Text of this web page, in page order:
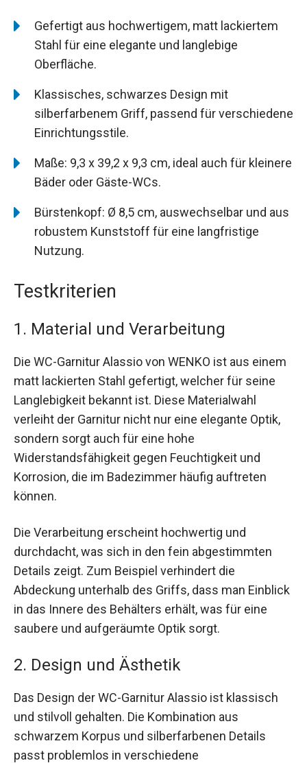
Gefertigt aus hochwertigem, matt lackiertem
Stahl für eine elegante und langlebige
Oberfläche.
Klassisches, schwarzes Design mit
silberfarbenem Griff, passend für verschiedene
Einrichtungsstile.
Maße: 9,3 x 39,2 x 9,3 cm, ideal auch für kleinere
Bäder oder Gäste-WCs.
Bürstenkopf: Ø 8,5 cm, auswechselbar und aus
robustem Kunststoff für eine langfristige
Nutzung.
Testkriterien
1. Material und Verarbeitung
Die WC-Garnitur Alassio von WENKO ist aus einem
matt lackierten Stahl gefertigt, welcher für seine
Langlebigkeit bekannt ist. Diese Materialwahl
verleiht der Garnitur nicht nur eine elegante Optik,
sondern sorgt auch für eine hohe
Widerstandsfähigkeit gegen Feuchtigkeit und
Korrosion, die im Badezimmer häufig auftreten
können.
Die Verarbeitung erscheint hochwertig und
durchdacht, was sich in den fein abgestimmten
Details zeigt. Zum Beispiel verhindert die
Abdeckung unterhalb des Griffs, dass man Einblick
in das Innere des Behälters erhält, was für eine
saubere und aufgeräumte Optik sorgt.
2. Design und Ästhetik
Das Design der WC-Garnitur Alassio ist klassisch
und stilvoll gehalten. Die Kombination aus
schwarzem Korpus und silberfarbenen Details
passt problemlos in verschiedene